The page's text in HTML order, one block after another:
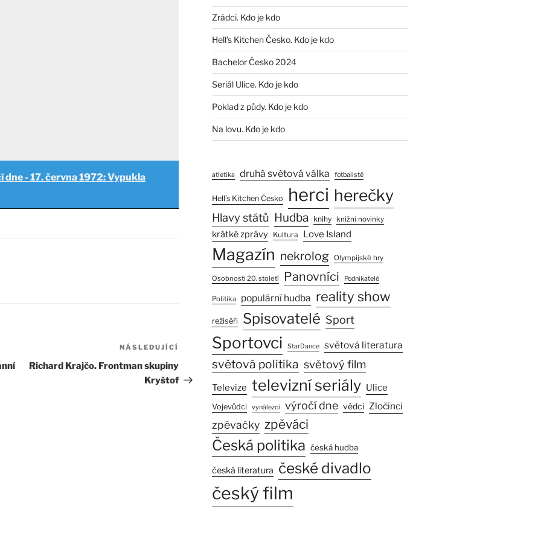
dne - 17. června 1972: Vypukla
Následující
příspěvek
NÁSLEDUJÍCÍ
Richard Krajčo. Frontman skupiny
Kryštof
Zrádci. Kdo je kdo
Hell’s Kitchen Česko. Kdo je kdo
Bachelor Česko 2024
Seriál Ulice. Kdo je kdo
Poklad z půdy. Kdo je kdo
Na lovu. Kdo je kdo
atletika druhá světová válka fotbalisté
Hell’s Kitchen Česko herci herečky
Hlavy států Hudba knihy knižní novinky
krátké zprávy Kultura Love Island
Magazín nekrolog Olympijské hry
Osobnosti 20. století Panovníci Podnikatelé
Politika populární hudba reality show
režiséři Spisovatelé Sport
Sportovci StarDance světová literatura
světová politika světový film
Televize televizní seriály Ulice
Vojevůdci vynálezci výročí dne vědci Zločinci
zpěvačky zpěváci
Česká politika česká hudba
česká literatura české divadlo
český film